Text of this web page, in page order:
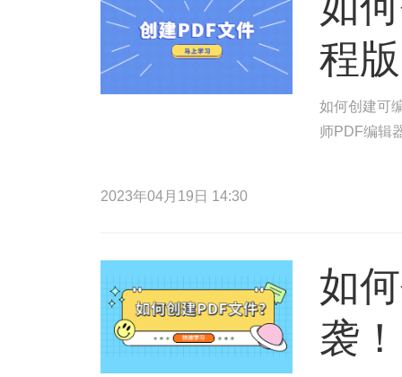
程版
如何创建可
师PDF编辑
2023年04月19日 14:30
如
袭！